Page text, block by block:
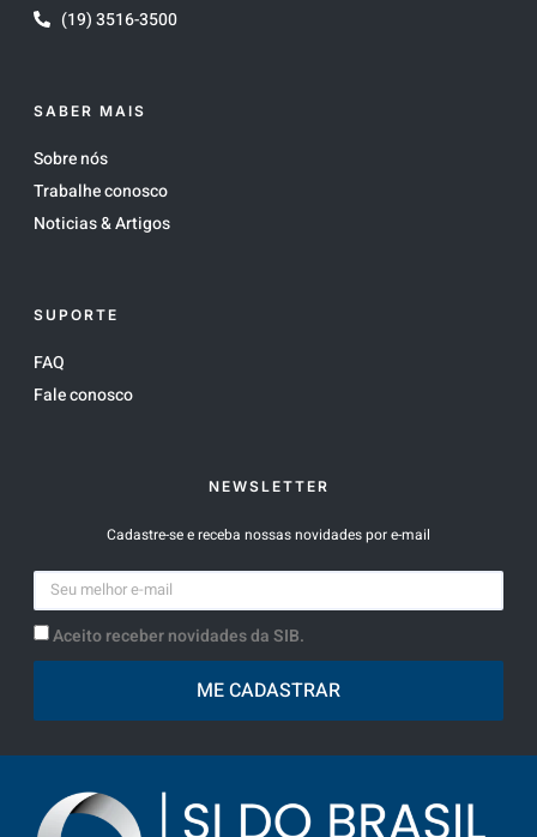
(19) 3516-3500
SABER MAIS
Sobre nós
Trabalhe conosco
Noticias & Artigos
SUPORTE
FAQ
Fale conosco
NEWSLETTER
Cadastre-se e receba nossas novidades por e-mail
Aceito receber novidades da SIB.
ME CADASTRAR